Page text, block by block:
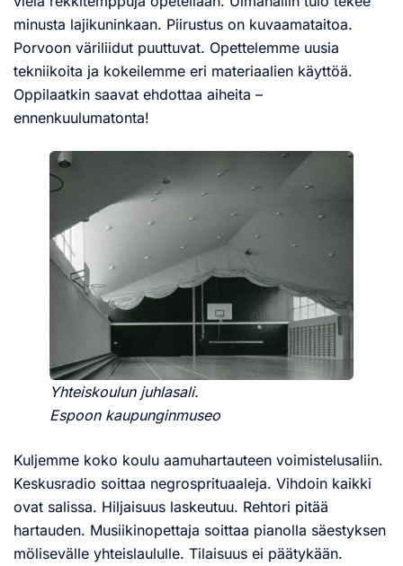
minusta lajikuninkaan. Piirustus on kuvaamataitoa.
Porvoon väriliidut puuttuvat. Opettelemme uusia
tekniikoita ja kokeilemme eri materiaalien käyttöä.
Oppilaatkin saavat ehdottaa aiheita –
ennenkuulumatonta!
Yhteiskoulun juhlasali.
Espoon kaupunginmuseo
Kuljemme koko koulu aamuhartauteen voimistelusaliin.
Keskusradio soittaa negrosprituaaleja. Vihdoin kaikki
ovat salissa. Hiljaisuus laskeutuu. Rehtori pitää
hartauden. Musiikinopettaja soittaa pianolla säestyksen
mölisevälle yhteislaululle. Tilaisuus ei päätykään.